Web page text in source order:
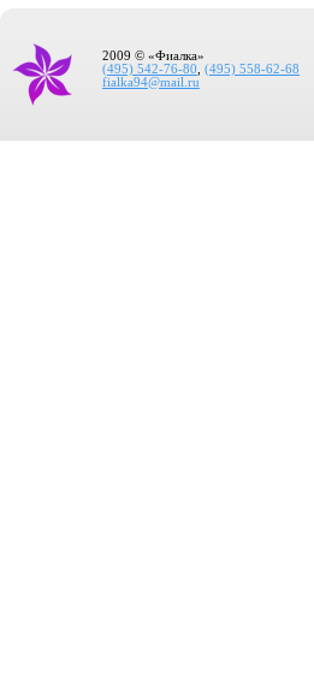
2009 © «Фиалка»
(495) 542-76-80
(495) 558-62-68
fialka94@mail.ru